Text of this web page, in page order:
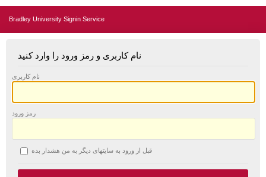
Bradley University Signin Service
نام کاربری و رمز ورود را وارد کنید
نام کاربری
رمز ورود
قبل از ورود به سایتهای دیگر به من هشدار بده